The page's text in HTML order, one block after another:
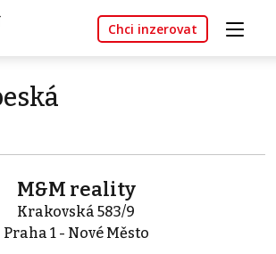
Chci inzerovat
M&M reality
Krakovská 583/9
Praha 1 - Nové Město